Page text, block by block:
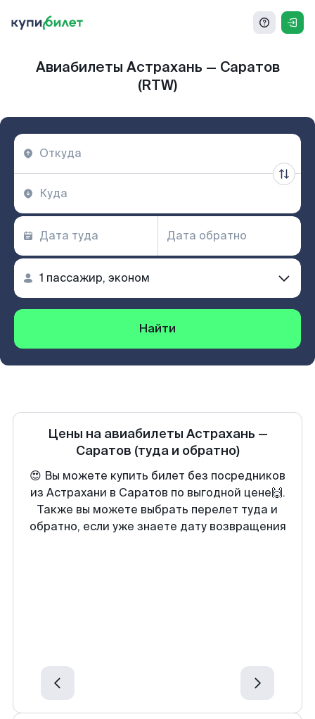
Авиабилеты Астрахань — Саратов
(RTW)
Найти
Цены на авиабилеты Астрахань —
Саратов (туда и обратно)
😍 Вы можете купить билет без посредников
из Астрахани в Саратов по выгодной цене🙌.
Также вы можете выбрать перелет туда и
обратно, если уже знаете дату возвращения